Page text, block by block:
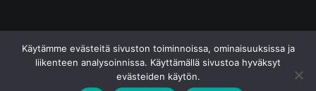
Käytämme evästeitä sivuston toiminnoissa, ominaisuuksissa ja
liikenteen analysoinnissa. Käyttämällä sivustoa hyväksyt
evästeiden käytön.